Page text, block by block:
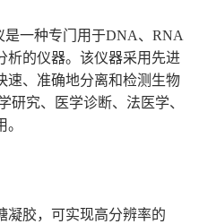
是一种专门用于DNA、RNA
析的仪器。该仪器采用先进
速、准确地分离和检测生物
研究、医学诊断、法医学、
凝胶，可实现高分辨率的